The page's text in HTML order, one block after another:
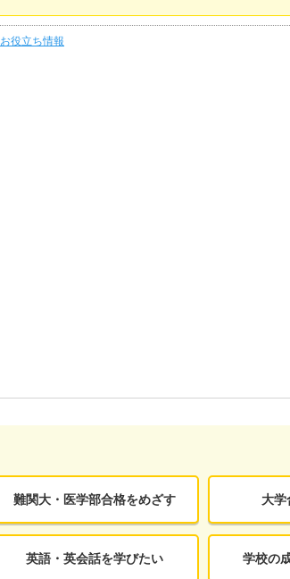
お役立ち情報
難関大・医学部合格をめざす 大学
英語・英会話を学びたい 学校の